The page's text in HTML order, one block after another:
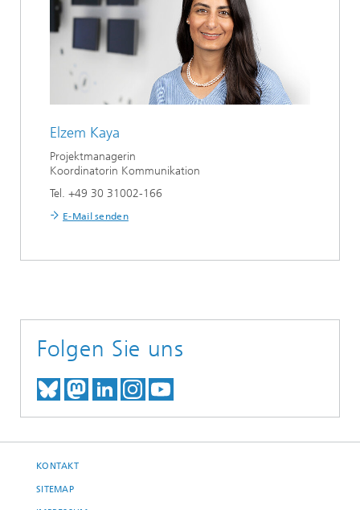
Elzem Kaya
Projektmanagerin
Koordinatorin Kommunikation
Tel. +49 30 31002-166
E-Mail senden
Folgen Sie uns
TREFFEN SIE UNS AUF BLUESKY
TREFFEN SIE UNS AUF
TREFFEN SIE UNS BEI
BESUCHEN SIE UNSER
UNSER VIDEO-
KONTAKT
SITEMAP